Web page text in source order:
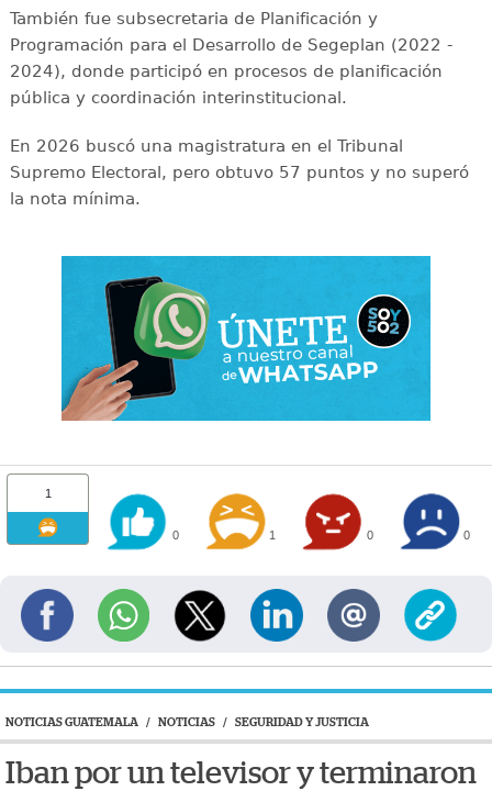
También fue subsecretaria de Planificación y
Programación para el Desarrollo de Segeplan (2022 -
2024), donde participó en procesos de planificación
pública y coordinación interinstitucional.
En 2026 buscó una magistratura en el Tribunal
Supremo Electoral, pero obtuvo 57 puntos y no superó
la nota mínima.
1
0 1 0 0
NOTICIAS GUATEMALA / NOTICIAS / SEGURIDAD Y JUSTICIA
Iban por un televisor y terminaron